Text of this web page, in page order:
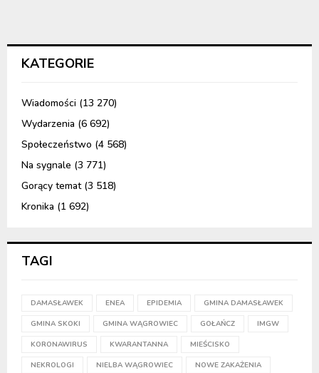
KATEGORIE
Wiadomości (13 270)
Wydarzenia (6 692)
Społeczeństwo (4 568)
Na sygnale (3 771)
Gorący temat(3 518)
Kronika (1 692)
TAGI
DAMASŁAWEK ENEA EPIDEMIA GMINA DAMASŁAWEK
GMINA SKOKI GMINA WĄGROWIEC GOŁAŃCZ IMGW
KORONAWIRUS KWARANTANNA MIEŚCISKO
NEKROLOGI NIELBA WĄGROWIEC NOWE ZAKAŻENIA